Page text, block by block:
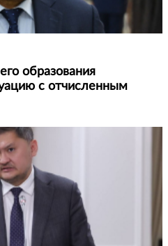
образования
с отчисленным